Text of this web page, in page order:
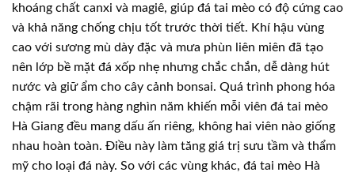
khoáng chất canxi và magiê, giúp đá tai mèo có độ cứng cao
và khả năng chống chịu tốt trước thời tiết. Khí hậu vùng
cao với sương mù dày đặc và mưa phùn liên miên đã tạo
nên lớp bề mặt đá xốp nhẹ nhưng chắc chắn, dễ dàng hút
nước và giữ ẩm cho cây cảnh bonsai. Quá trình phong hóa
chậm rãi trong hàng nghìn năm khiến mỗi viên đá tai mèo
Hà Giang đều mang dấu ấn riêng, không hai viên nào giống
nhau hoàn toàn. Điều này làm tăng giá trị sưu tầm và thẩm
mỹ cho loại đá này. So với các vùng khác, đá tai mèo Hà